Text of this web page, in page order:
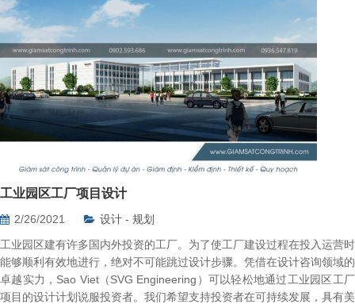
工业园区工厂项目设计
2/26/2021
设计 - 规划
工业园区建有许多国内外投资的工厂。为了使工厂建设过程在投入运营时
能够顺利有效地进行，绝对不可能跳过设计步骤。凭借在设计咨询领域的
卓越实力，Sao Viet（SVG Engineering）可以轻松地通过工业园区工厂
项目的设计计划说服投资者。我们希望支持投资者在可持续发展，具有美